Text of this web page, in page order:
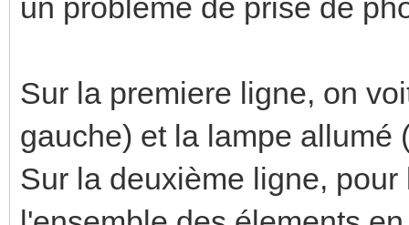
un probleme de prise de
Sur la premiere ligne, on
gauche) et la lampe allumé
Sur la deuxième ligne,